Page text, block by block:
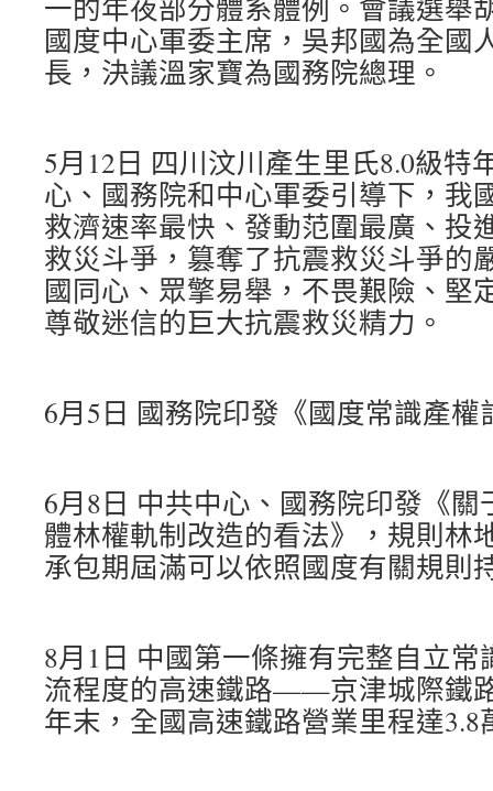
一的年夜部分體系體例。會議選舉
國度中心軍委主席，吳邦國為全國
長，決議溫家寶為國務院總理。
5月12日 四川汶川產生里氏8.0級特
心、國務院和中心軍委引導下，我
救濟速率最快、發動范圍最廣、投
救災斗爭，篡奪了抗震救災斗爭的
國同心、眾擎易舉，不畏艱險、堅
尊敬迷信的巨大抗震救災精力。
6月5日 國務院印發《國度常識產權
6月8日 中共中心、國務院印發《
體林權軌制改造的看法》，規則林
承包期屆滿可以依照國度有關規則
8月1日 中國第一條擁有完整自立
流程度的高速鐵路——京津城際鐵
年末，全國高速鐵路營業里程達3.8